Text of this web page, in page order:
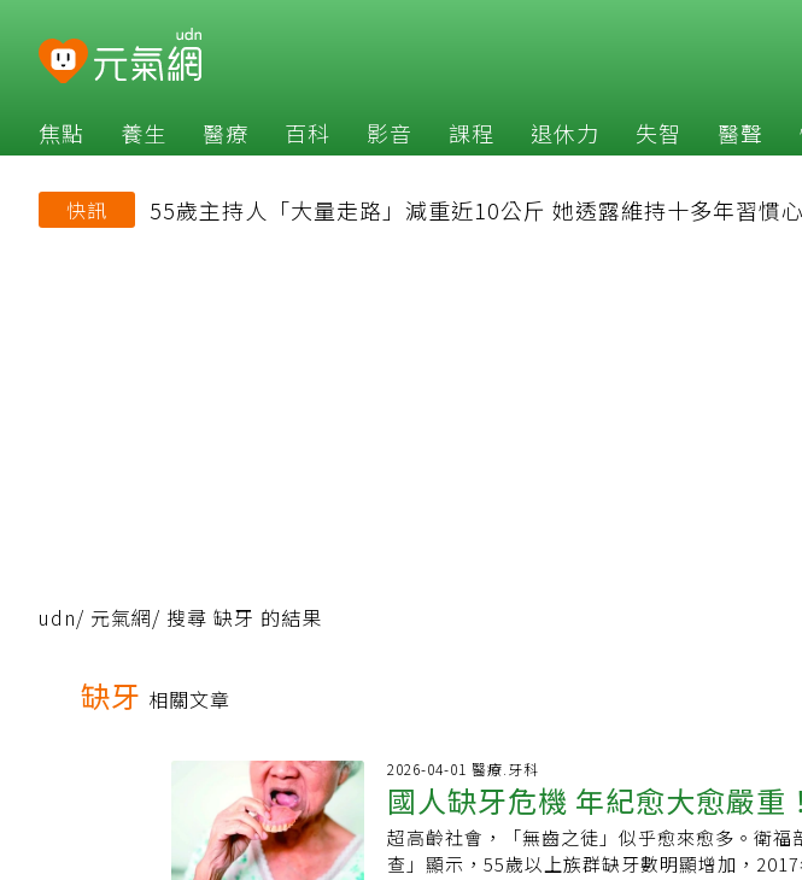
焦點 養生 醫療 百科 影音 課程 退休力 失智 醫聲
快訊 55歲主持人「大量走路」減重近10公斤 她透露維持十多年習慣
udn/ 元氣網/ 搜尋 缺牙 的結果
缺牙 相關文章
2026-04-01 醫療.牙科
國人缺牙危機 年紀愈大愈嚴重
染
超高齡社會，「無齒之徒」似乎愈來愈多。衛
查」顯示，55歲以上族群缺牙數明顯增加，